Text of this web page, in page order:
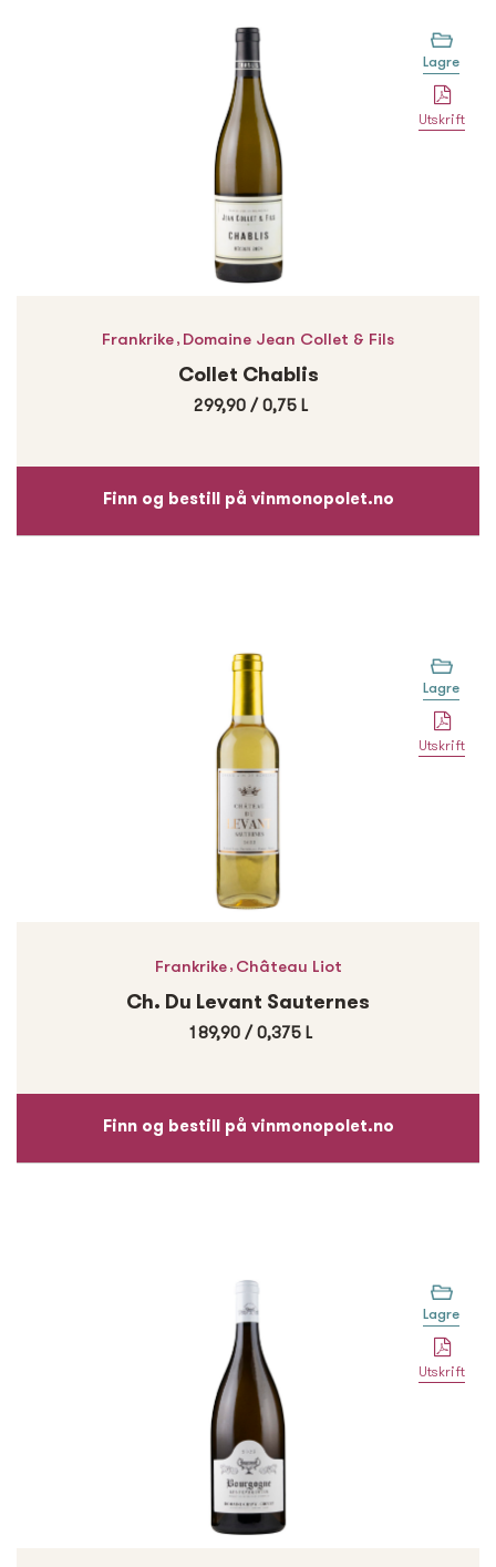
Utskrift
Frankrike, Domaine Jean Collet & Fils
Finn og bestill på vinmonopolet.no
Collet Chablis
299,90 / 0,75 L
Lagre
Utskrift
Frankrike, Château Liot
Finn og bestill på vinmonopolet.no
Ch. Du Levant Sauternes
189,90 / 0,375 L
Lagre
Utskrift
Lagre